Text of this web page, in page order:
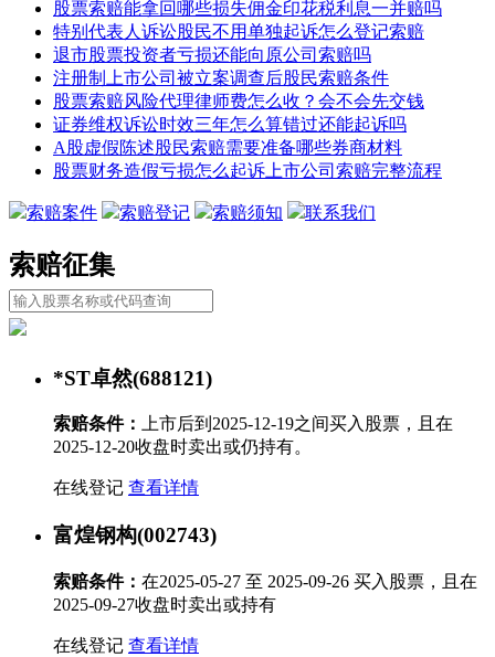
股票索赔能拿回哪些损失佣金印花税利息一并赔吗
特别代表人诉讼股民不用单独起诉怎么登记索赔
退市股票投资者亏损还能向原公司索赔吗
注册制上市公司被立案调查后股民索赔条件
股票索赔风险代理律师费怎么收？会不会先交钱
证券维权诉讼时效三年怎么算错过还能起诉吗
A股虚假陈述股民索赔需要准备哪些券商材料
股票财务造假亏损怎么起诉上市公司索赔完整流程
索赔案件 索赔登记 索赔须知 联系我们
索赔征集
*ST卓然(688121)
索赔条件：
上市后到2025-12-19之间买入股票，且在
2025-12-20收盘时卖出或仍持有。
在线登记 查看详情
富煌钢构(002743)
索赔条件： 在2025-05-27 至 2025-09-26 买入股票，且在
2025-09-27收盘时卖出或持有
在线登记 查看详情